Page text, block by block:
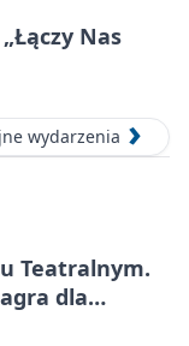
Nas
wydarzenia
Teatralnym.
dla